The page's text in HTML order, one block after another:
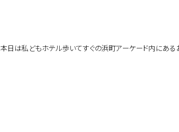
本日は私どもホテル歩いてすぐの浜町アーケード内にあ